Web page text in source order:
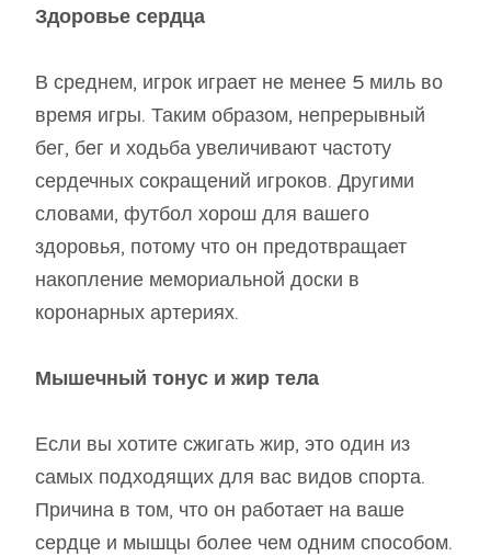
Здоровье сердца
В среднем, игрок играет не менее 5 миль во
время игры. Таким образом, непрерывный
бег, бег и ходьба увеличивают частоту
сердечных сокращений игроков. Другими
словами, футбол хорош для вашего
здоровья, потому что он предотвращает
накопление мемориальной доски в
коронарных артериях.
Мышечный тонус и жир тела
Если вы хотите сжигать жир, это один из
самых подходящих для вас видов спорта.
Причина в том, что он работает на ваше
сердце и мышцы более чем одним способом.